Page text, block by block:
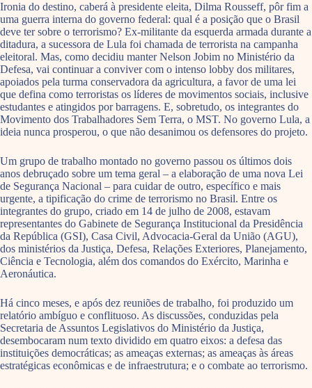
Ironia do destino, caberá à presidente eleita, Dilma Rousseff, pôr fim a
uma guerra interna do governo federal: qual é a posição que o Brasil
deve ter sobre o terrorismo? Ex-militante da esquerda armada durante a
ditadura, a sucessora de Lula foi chamada de terrorista na campanha
eleitoral. Mas, como decidiu manter Nelson Jobim no Ministério da
Defesa, vai continuar a conviver com o intenso lobby dos militares,
apoiados pela turma conservadora da agricultura, a favor de uma lei
que defina como terroristas os líderes de movimentos sociais, inclusive
estudantes e atingidos por barragens. E, sobretudo, os integrantes do
Movimento dos Trabalhadores Sem Terra, o MST. No governo Lula, a
ideia nunca prosperou, o que não desanimou os defensores do projeto.
Um grupo de trabalho montado no governo passou os últimos dois
anos debruçado sobre um tema geral – a elaboração de uma nova Lei
de Segurança Nacional – para cuidar de outro, específico e mais
urgente, a tipificação do crime de terrorismo no Brasil. Entre os
integrantes do grupo, criado em 14 de julho de 2008, estavam
representantes do Gabinete de Segurança Institucional da Presidência
da República (GSI), Casa Civil, Advocacia-Geral da União (AGU),
dos ministérios da Justiça, Defesa, Relações Exteriores, Planejamento,
Ciência e Tecnologia, além dos comandos do Exército, Marinha e
Aeronáutica.
Há cinco meses, e após dez reuniões de trabalho, foi produzido um
relatório ambíguo e conflituoso. As discussões, conduzidas pela
Secretaria de Assuntos Legislativos do Ministério da Justiça,
desembocaram num texto dividido em quatro eixos: a defesa das
instituições democráticas; as ameaças externas; as ameaças às áreas
estratégicas econômicas e de infraestrutura; e o combate ao terrorismo.